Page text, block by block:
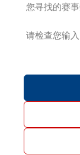
您寻找的赛
请检查您输